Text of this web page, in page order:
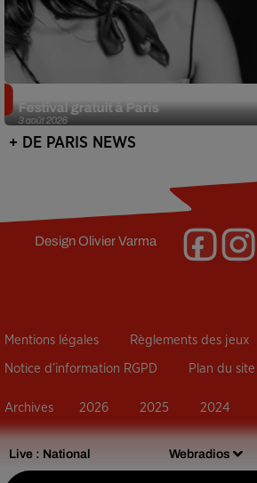
Live : National Webradios
3 août 2026
Festival gratuit à Paris
+ DE PARIS NEWS
DesignOlivier Varma
Mentions légales Règlements des jeux
Notice d’information RGPD Plan du site
Archives 2026 2025 2024